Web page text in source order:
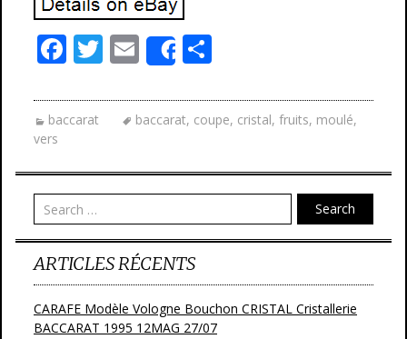
F
e
b
o
o
k
T
itt
er
E
m
ai
l
Share
ta
g
er
baccarat baccarat, coupe, cristal, fruits, moulé,
vers
Search
ARTICLES RÉCENTS
CARAFE Modèle Vologne Bouchon CRISTAL Cristallerie
BACCARAT 1995 12MAG 27/07